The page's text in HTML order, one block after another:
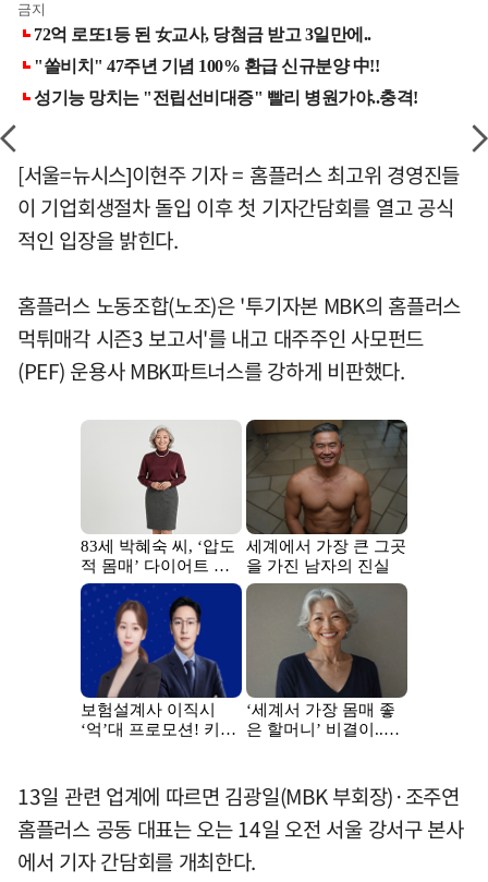
금지
[서울=뉴시스]이현주 기자 = 홈플러스 최고위 경영진들
이 기업회생절차 돌입 이후 첫 기자간담회를 열고 공식
적인 입장을 밝힌다.
홈플러스 노동조합(노조)은 '투기자본 MBK의 홈플러스
먹튀매각 시즌3 보고서'를 내고 대주주인 사모펀드
(PEF) 운용사 MBK파트너스를 강하게 비판했다.
13일 관련 업계에 따르면 김광일(MBK 부회장)·조주연
홈플러스 공동 대표는 오는 14일 오전 서울 강서구 본사
에서 기자 간담회를 개최한다.